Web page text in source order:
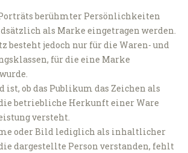
berühmter Persönlichkeiten
als Marke eingetragen werden.
besteht jedoch nur für die Waren- und
für die eine Marke
ist, ob das Publikum das Zeichen als
betriebliche Herkunft einer Ware
versteht.
oder Bild lediglich als inhaltlicher
dargestellte Person verstanden, fehlt